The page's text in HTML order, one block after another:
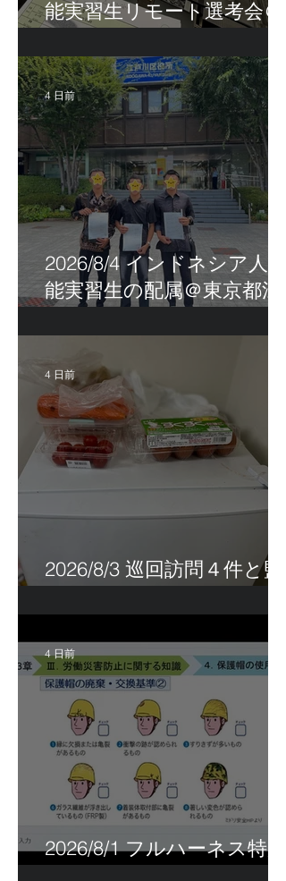
能実習生リモート選考会＠
2026/8/4 インドネシア人技
能実習生の配属＠東京都江
4 日前
2026/8/3 巡回訪問４件と監
4 日前
2026/8/1 フルハーネス特別
4 日前